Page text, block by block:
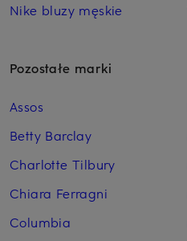
Nike bluzy męskie
Pozostałe marki
Assos
Betty Barclay
Charlotte Tilbury
Chiara Ferragni
Columbia